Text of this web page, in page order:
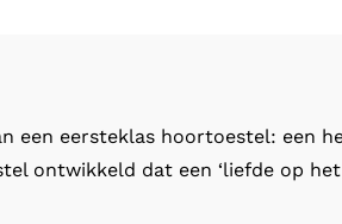
een eersteklas hoortoestel: een
ontwikkeld dat een ‘liefde op